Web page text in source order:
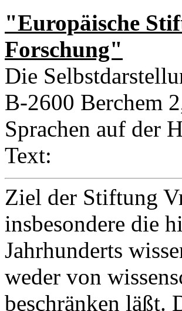
"Europäische
Forschung"
Die
B-2600 Berchem
Sprachen auf der
Text:
Ziel der Stiftung
insbesondere die
Jahrhunderts
weder von
beschränken läßt.